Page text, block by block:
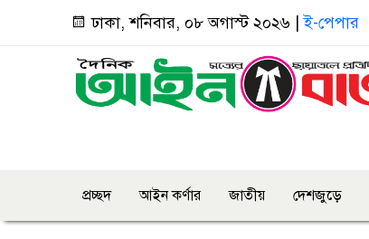
ঢাকা, শনিবার, ০৮ অগাস্ট ২০২৬ |ই-পেপার
প্রচ্ছদ আইন কর্ণার জাতীয় দেশজুড়ে